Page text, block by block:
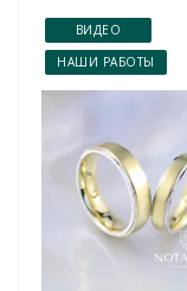
ВИДЕО
НАШИ РАБОТЫ